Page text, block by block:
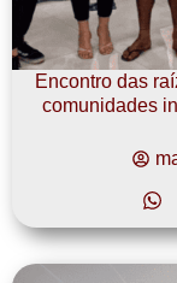
Encontro das
comunidades